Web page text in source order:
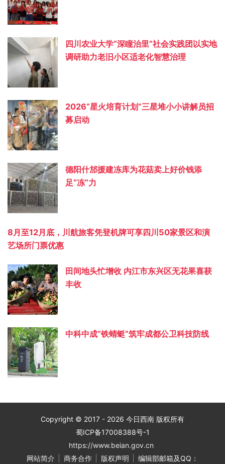
四川农业大学“深瞳治里”社会实践团以实地
调研助力老旧小区适老化智慧治理
2026“星火培育计划”三星堆小小讲解员招
募启动
德阳什邡援建冻库为花菇卖上好价钱添
足“冻”力
8月至12月底，川航旅客凭登机牌可享四川50家景区和演
艺场所门票优惠
田间地头忙增收 内江市东兴区无花果喜获
丰收
中科中成“铁蜻蜓”筑牢成都公卫科技防线
Copyright © 2017 - 2026 今日西南 版权所有
蜀ICP备17008388号-1
https://www.beian.gov.cn
网站简介
商务合作 版权声明 编辑部邮箱及QQ：